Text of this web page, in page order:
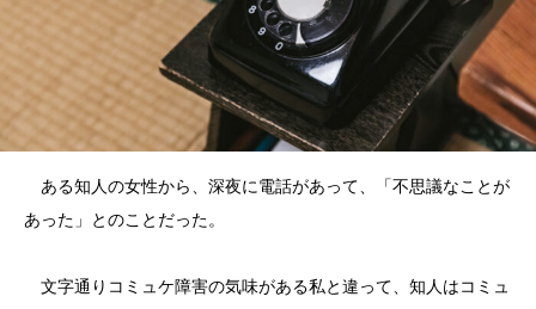
ある知人の女性から、深夜に電話があって、「不思議なことが
あった」とのことだった。
文字通りコミュケ障害の気味がある私と違って、知人はコミュ